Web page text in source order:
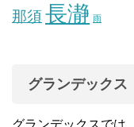
那須長瀞 雨
グランデックス
グランデックスでは